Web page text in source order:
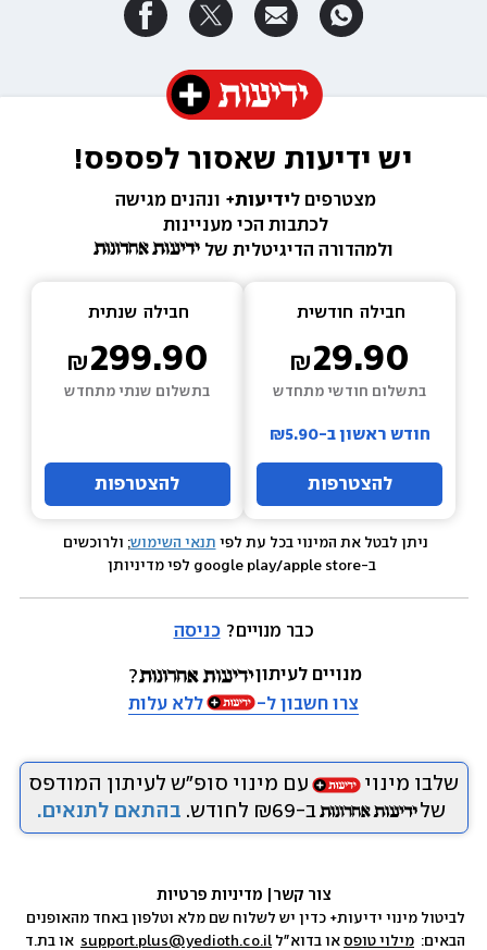
יש ידיעות שאסור לפספס!
מצטרפים לידיעות+ ונהנים מגישה
לכתבות הכי מעניינות
ולמהדורה הדיגיטלית של
חבילה חודשית
29.90
בתשלום חודשי מתחדש
חודש ראשון ב-₪5.90
להצטרפות
חבילה שנתית
299.90
בתשלום שנתי מתחדש
להצטרפות
ניתן לבטל את המינוי בכל עת לפי תנאי השימוש; ולרוכשים
כבר מנויים? כניסה
מנויים לעיתון
צרו חשבון ל-
ללא עלות
שלבו מינוי
עם מינוי סופ״ש לעיתון המודפס
של
ב-₪69 לחודש. בהתאם לתנאים.
צור קשר
הבאים: מילוי טופס או בדוא״ל support.plus@yedioth.co.il